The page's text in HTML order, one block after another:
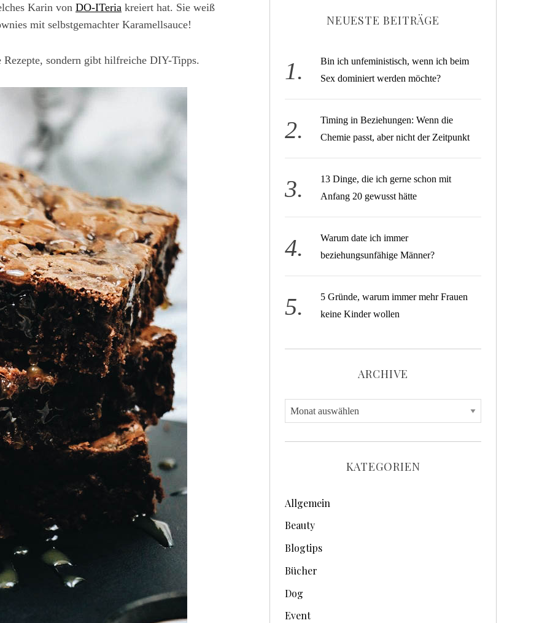
Karin von DO-ITeria kreiert hat. Sie weiß
mit selbstgemachter Karamellsauce!
sondern gibt hilfreiche DIY-Tipps.
NEUESTE BEITRÄGE
Bin ich unfeministisch, wenn ich beim
Sex dominiert werden möchte?
Timing in Beziehungen: Wenn die
Chemie passt, aber nicht der Zeitpunkt
13 Dinge, die ich gerne schon mit
Anfang 20 gewusst hätte
Warum date ich immer
beziehungsunfähige Männer?
5 Gründe, warum immer mehr Frauen
keine Kinder wollen
ARCHIVE
A
r
c
e
KATEGORIEN
Allgemein
Beauty
Blogtips
Bücher
Dog
Event